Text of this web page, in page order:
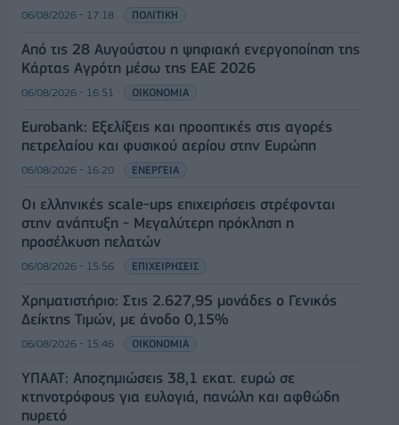
06/08/2026 - 17:18 ΠΟΛΙΤΙΚΗ
Από τις 28 Αυγούστου η ψηφιακή ενεργοποίηση της
Κάρτας Αγρότη μέσω της ΕΑΕ 2026
06/08/2026 - 16:51 ΟΙΚΟΝΟΜΙΑ
Eurobank: Εξελίξεις και προοπτικές στις αγορές
πετρελαίου και φυσικού αερίου στην Ευρώπη
06/08/2026 - 16:20 ΕΝΕΡΓΕΙΑ
Οι ελληνικές scale-ups επιχειρήσεις στρέφονται
στην ανάπτυξη - Μεγαλύτερη πρόκληση η
προσέλκυση πελατών
06/08/2026 - 15:56 ΕΠΙΧΕΙΡΗΣΕΙΣ
Χρηματιστήριο: Στις 2.627,95 μονάδες ο Γενικός
Δείκτης Τιμών, με άνοδο 0,15%
06/08/2026 - 15:46 ΟΙΚΟΝΟΜΙΑ
ΥΠΑΑΤ: Αποζημιώσεις 38,1 εκατ. ευρώ σε
κτηνοτρόφους για ευλογιά, πανώλη και αφθώδη
πυρετό